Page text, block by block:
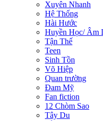
Xuyên Nhanh
Hệ Thống
Hài Hước
Huyền Học/ Âm
Tận Thế
Teen
Sinh Tồn
Võ Hiệp
Quan trường
Đam Mỹ
Fan fiction
12 Chòm Sao
Tây Du